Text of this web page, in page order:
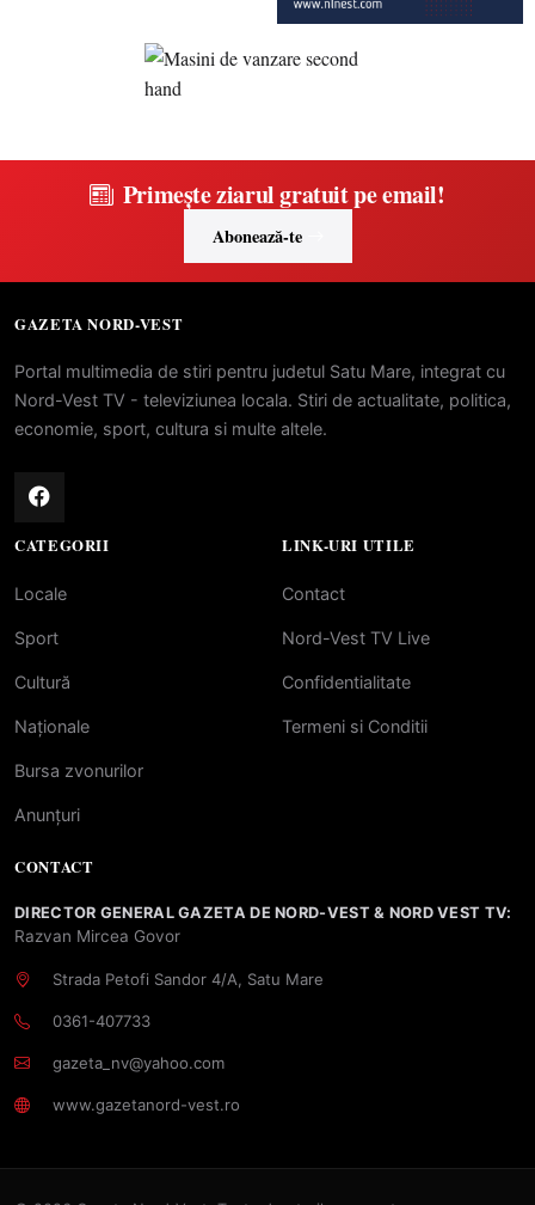
Primește ziarul gratuit pe email!
Abonează-te
GAZETA NORD-VEST
Portal multimedia de stiri pentru judetul Satu Mare, integrat cu
Nord-Vest TV - televiziunea locala. Stiri de actualitate, politica,
economie, sport, cultura si multe altele.
CATEGORII
Locale
Sport
Cultură
Naționale
Bursa zvonurilor
Anunțuri
LINK-URI UTILE
Contact
Nord-Vest TV Live
Confidentialitate
Termeni si Conditii
CONTACT
DIRECTOR GENERAL GAZETA DE NORD-VEST & NORD VEST TV:
Razvan Mircea Govor
Strada Petofi Sandor 4/A, Satu Mare
0361-407733
gazeta_nv@yahoo.com
www.gazetanord-vest.ro